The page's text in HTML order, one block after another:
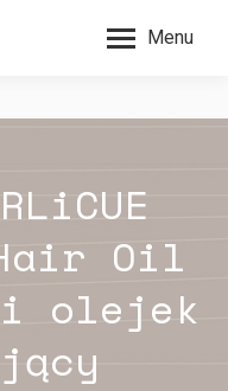
Menu
Oil
olejek